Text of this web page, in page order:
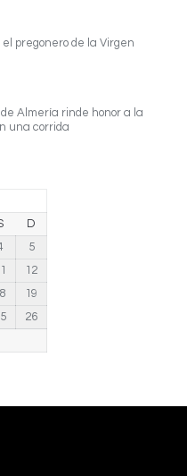
pregonero de la Virgen
Almería rinde honor a la
una corrida
D
5
12
19
26